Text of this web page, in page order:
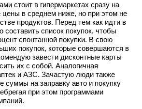
стоит в гипермаркетах сразу на
цены в среднем ниже, но при этом не
продуктов. Перед тем как идти в
составить список покупок, чтобы
спонтанной покупки. В свою
покупок, которые совершаются в
завести дисконтные карты
их с собой. Аналогичная
и АЗС. Зачастую люди также
суммы на заправку авто и покупку
при этом программами